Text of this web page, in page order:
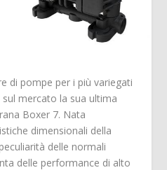
di pompe per i più variegati
mercato la sua ultima
Boxer 7. Nata
dimensionali della
delle normali
delle performance di alto